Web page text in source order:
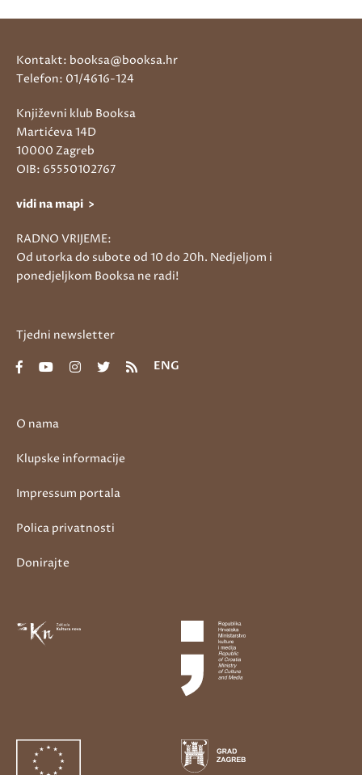
O nama
Klupske informacije
Impressum portala
Polica privatnosti
Donirajte
Kontakt: booksa@booksa.hr
Telefon: 01/4616-124
Književni klub Booksa
Martićeva 14D
10000 Zagreb
OIB: 65550102767
vidi na mapi >
RADNO VRIJEME:
Od utorka do subote od 10 do 20h. Nedjeljom i
ponedjeljkom Booksa ne radi!
Tjedni newsletter
ENG